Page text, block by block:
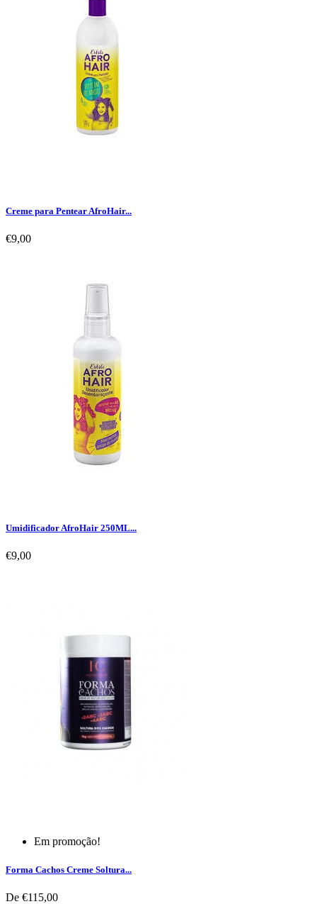
Creme para Pentear AfroHair...
€9,00
Umidificador AfroHair 250ML...
€9,00
Em promoção!
Forma Cachos Creme Soltura...
De €115,00